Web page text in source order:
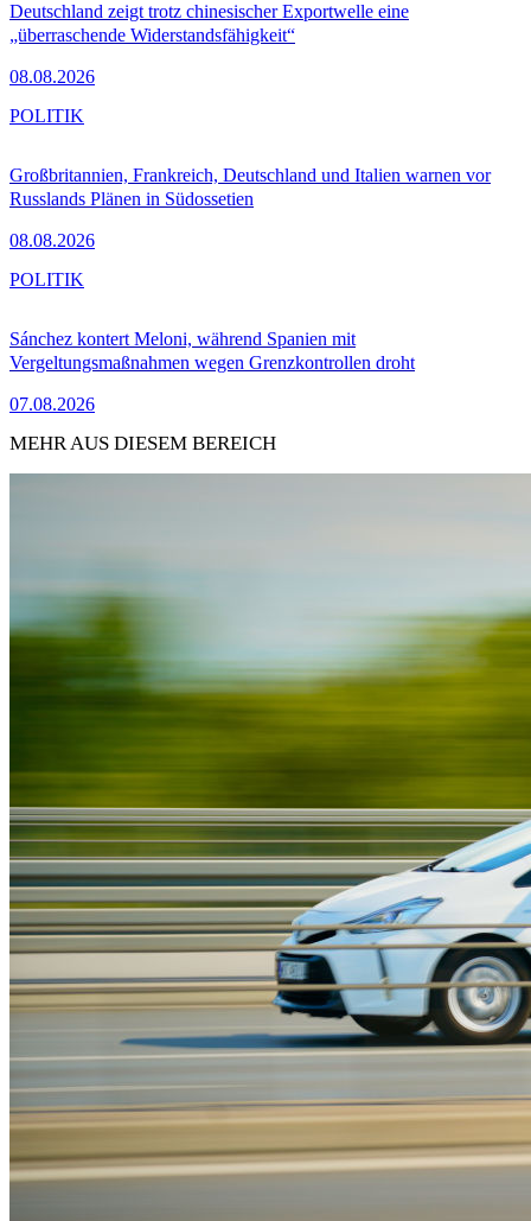
Deutschland zeigt trotz chinesischer Exportwelle eine
„überraschende Widerstandsfähigkeit“
08.08.2026
Großbritannien, Frankreich, Deutschland und Italien warnen vor
Russlands Plänen in Südossetien
08.08.2026
POLITIK
Sánchez kontert Meloni, während Spanien mit
Vergeltungsmaßnahmen wegen Grenzkontrollen droht
07.08.2026
POLITIK
MEHR AUS DIESEM BEREICH